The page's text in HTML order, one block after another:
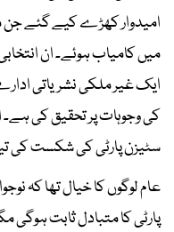
میں کامیاب ہوئے۔ ان
ایک غیر ملکی نشریاتی
کی وجوہات پر تحقیق کی
سٹیزن پارٹی کی شکست کی
عام لوگوں کا خیال تھا کہ
پارٹی کا متبادل ثابت